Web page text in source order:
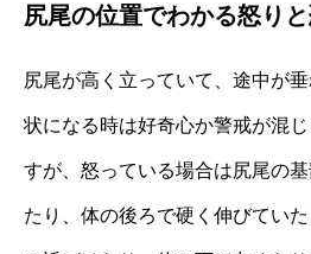
尻尾の位置でわかる怒り
尻尾が高く立っていて、途中が
状になる時は好奇心か警戒が混
すが、怒っている場合は尻尾の
たり、体の後ろで硬く伸びてい